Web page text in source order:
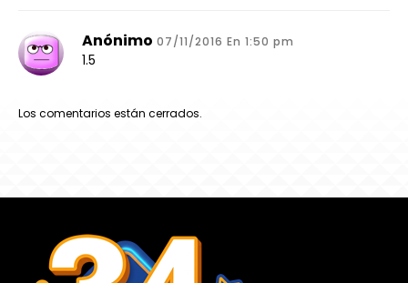
Anónimo 07/11/2016 En 1:50 pm
1.5
Los comentarios están cerrados.